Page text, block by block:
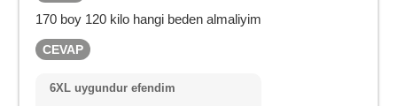
170 boy 120 kilo hangi beden almaliyim
CEVAP
6XL uygundur efendim